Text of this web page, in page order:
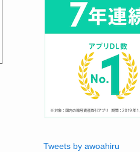
Tweets by awoahiru